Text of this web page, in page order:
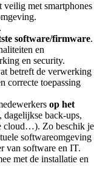
veilig met smartphones
software/firmware.
en
en security.
betreft de verwerking
correcte toepassing
op het
dagelijkse back-ups,
cloud…). Zo beschik je
softwareomgeving
van software en IT.
met de installatie en